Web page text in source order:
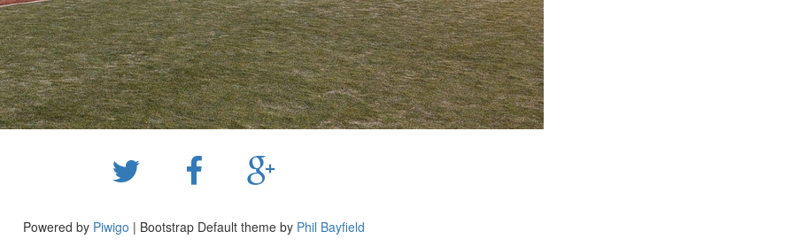
Powered by Piwigo | Bootstrap Default theme by Phil Bayfield